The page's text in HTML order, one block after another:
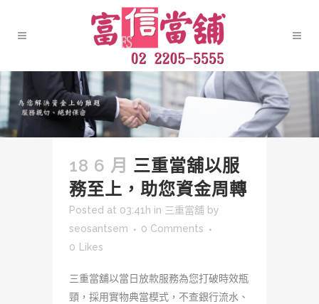
18 6 月 三重當舖以服
務至上，助您資金周轉
Posted at 03:41h in 三重當舖 by
seosantsem
0 Comments
0 Likes
三重當舖以當日放款服務為您打破時效瓶
頸，採用實物典當模式，不查銀行流水、